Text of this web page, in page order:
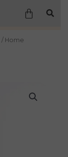
Carrito
/ Home